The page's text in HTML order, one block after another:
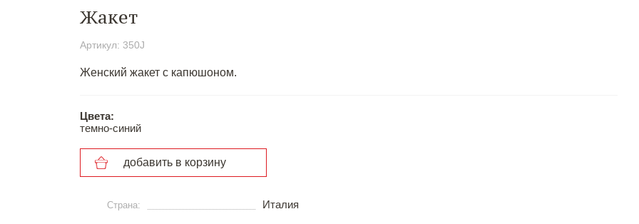
Жакет
Артикул: 350J
Женский жакет с капюшоном.
Цвета:
темно-синий
добавить в корзину
Страна: Италия